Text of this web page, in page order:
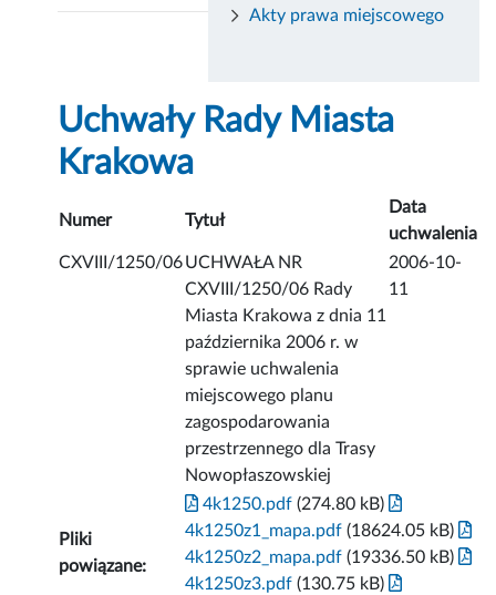
Akty prawa miejscowego
Uchwały Rady Miasta
Krakowa
Numer Tytuł
Data
uchwalenia
CXVIII/1250/06UCHWAŁA NR
CXVIII/1250/06 Rady
Miasta Krakowa z dnia 11
października 2006 r. w
sprawie uchwalenia
miejscowego planu
zagospodarowania
przestrzennego dla Trasy
Nowopłaszowskiej
2006-10-
11
Pliki
powiązane:
4k1250.pdf (274.80 kB)
4k1250z1_mapa.pdf (18624.05 kB)
4k1250z2_mapa.pdf (19336.50 kB)
4k1250z3.pdf (130.75 kB)